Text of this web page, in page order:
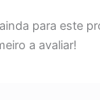
para este
a avaliar!